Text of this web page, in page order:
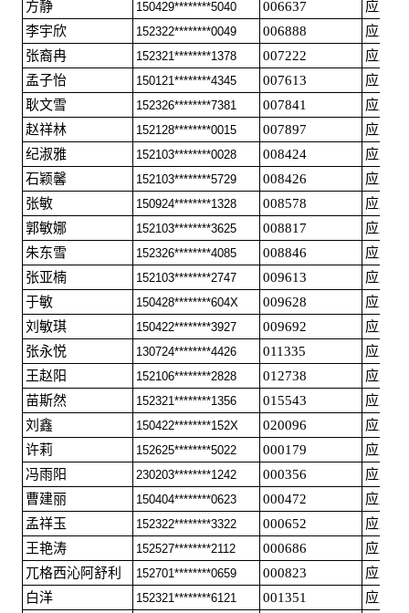
方静
150429********5040 006637
应届
李宇欣
152322********0049 006888
应届
张裔冉
152321********1378 007222
应届
孟子怡
150121********4345 007613
应届
耿文雪
152326********7381 007841
应届
赵祥林
152128********0015 007897
应届
纪淑雅
152103********0028 008424
应届
石颖馨
152103********5729 008426
应届
张敏
150924********1328 008578
应届
郭敏娜
152103********3625 008817
应届
朱东雪
152326********4085 008846
应届
张亚楠
152103********2747 009613
应届
于敏
150428********604X 009628
应届
刘敏琪
150422********3927 009692
应届
张永悦
130724********4426 011335
应届
王赵阳
152106********2828 012738
应届
苗斯然
152321********1356 015543
应届
刘鑫
150422********152X 020096
应届
许莉
152625********5022 000179
应届
冯雨阳
230203********1242 000356
应届
曹建丽
150404********0623 000472
应届
孟祥玉
152322********3322 000652
应届
王艳涛
152527********2112 000686
应届
兀格西沁阿舒利
152701********0659 000823
应届
白洋
152321********6121 001351
应届